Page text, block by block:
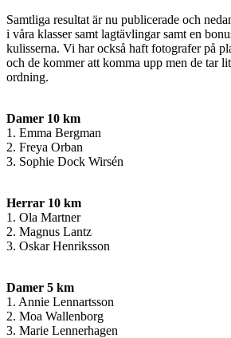
Samtliga resultat är nu publicerade och
i våra klasser samt lagtävlingar samt en
kulisserna. Vi har också haft fotografer på
och de kommer att komma upp men de tar
ordning.
Damer 10 km
1. Emma Bergman
2. Freya Orban
3. Sophie Dock Wirsén
Herrar 10 km
1. Ola Martner
2. Magnus Lantz
3. Oskar Henriksson
Damer 5 km
1. Annie Lennartsson
2. Moa Wallenborg
3. Marie Lennerhagen